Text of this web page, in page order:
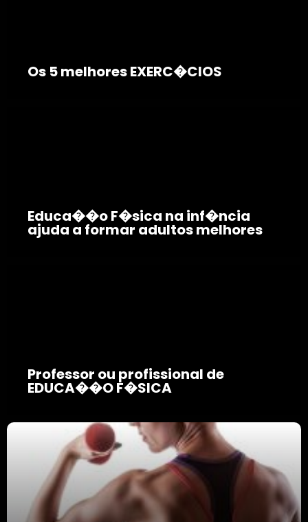
Os 5 melhores EXERC�CIOS
Educa��o F�sica na inf�ncia
ajuda a formar adultos melhores
Professor ou profissional de
EDUCA��O F�SICA